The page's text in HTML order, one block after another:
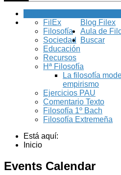
Blog Filex
FilEx
Filosofía
Sociedad
Educación
Recursos
Aula de
Hª Filosofía
La filosofía
empirismo
Ejercicios PAU
Comentario Texto
Filosofía 1º Bach
Filosofía Extremeña
Buscar
Está aquí:
Inicio
Events Calendar